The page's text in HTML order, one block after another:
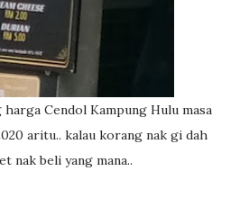
Cendol Kampung Hulu masa
aritu.. kalau korang nak gi dah
nak beli yang mana..